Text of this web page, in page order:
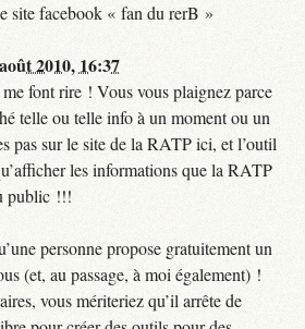
site facebook « fan du rerB »
2010, 16:37
font rire ! Vous vous plaignez parce
telle ou telle info à un moment ou un
pas sur le site de la RATP ici, et l’outil
les informations que la RATP
public !!!
personne propose gratuitement un
(et, au passage, à moi également) !
vous mériteriez qu’il arrête de